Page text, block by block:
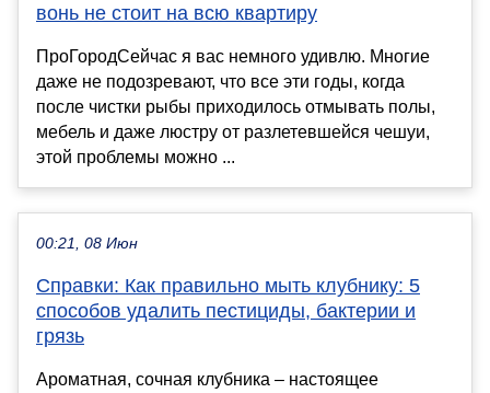
вонь не стоит на всю квартиру
ПроГородСейчас я вас немного удивлю. Многие
даже не подозревают, что все эти годы, когда
после чистки рыбы приходилось отмывать полы,
мебель и даже люстру от разлетевшейся чешуи,
этой проблемы можно ...
00:21, 08 Июн
Справки: Как правильно мыть клубнику: 5
способов удалить пестициды, бактерии и
грязь
Ароматная, сочная клубника – настоящее